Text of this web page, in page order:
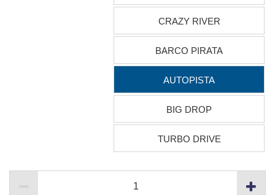
CRAZY RIVER
BARCO PIRATA
AUTOPISTA
BIG DROP
TURBO DRIVE